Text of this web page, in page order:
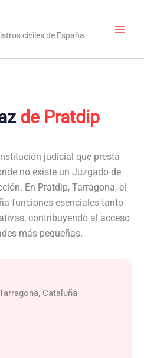
civiles de España
de Pratdip
judicial que presta
no existe un Juzgado de
En Pratdip, Tarragona, el
funciones esenciales tanto
contribuyendo al acceso
más pequeñas.
Cataluña